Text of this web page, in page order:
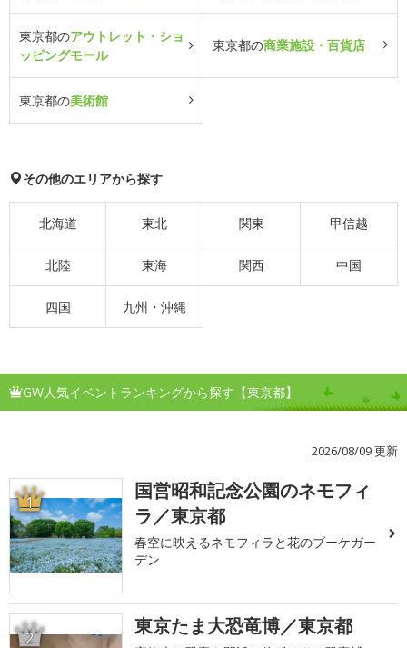
東京都のアウトレット・ショ
ッピングモール
東京都の商業施設・百貨店
東京都の美術館
その他のエリアから探す
北海道 東北 関東 甲信越
北陸 東海 関西 中国
四国 九州・沖縄
GW人気イベントランキングから探す【東京都】
2026/08/09 更新
1
国営昭和記念公園のネモフィ
ラ／東京都
春空に映えるネモフィラと花のブーケガー
デン
2 東京たま大恐竜博／東京都